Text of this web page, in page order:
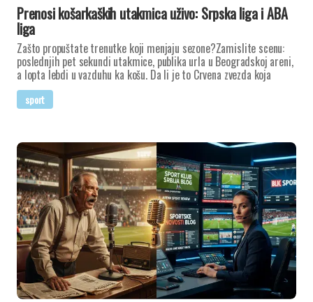
Prenosi košarkaških utakmica uživo: Srpska liga i ABA
liga
Zašto propuštate trenutke koji menjaju sezone?Zamislite scenu:
poslednjih pet sekundi utakmice, publika urla u Beogradskoj areni,
a lopta lebdi u vazduhu ka košu. Da li je to Crvena zvezda koja
sport